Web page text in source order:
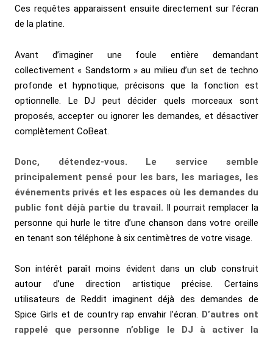
Ces requêtes apparaissent ensuite directement sur l’écran
de la platine.
Avant d’imaginer une foule entière demandant
collectivement « Sandstorm » au milieu d’un set de techno
profonde et hypnotique, précisons que la fonction est
optionnelle. Le DJ peut décider quels morceaux sont
proposés, accepter ou ignorer les demandes, et désactiver
complètement CoBeat.
Donc, détendez-vous. Le service semble
principalement pensé pour les bars, les mariages, les
événements privés et les espaces où les demandes du
public font déjà partie du travail. Il pourrait remplacer la
personne qui hurle le titre d’une chanson dans votre oreille
en tenant son téléphone à six centimètres de votre visage.
Son intérêt paraît moins évident dans un club construit
autour d’une direction artistique précise. Certains
utilisateurs de Reddit imaginent déjà des demandes de
Spice Girls et de country rap envahir l’écran. D’autres ont
rappelé que personne n’oblige le DJ à activer la